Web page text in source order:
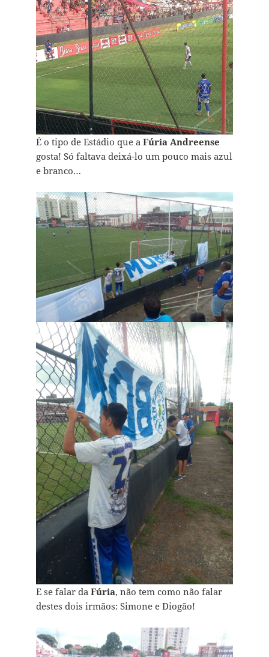
É o tipo de Estádio que a Fúria Andreense
gosta! Só faltava deixá-lo um pouco mais azul
e branco…
E se falar da Fúria, não tem como não falar
destes dois irmãos: Simone e Diogão!